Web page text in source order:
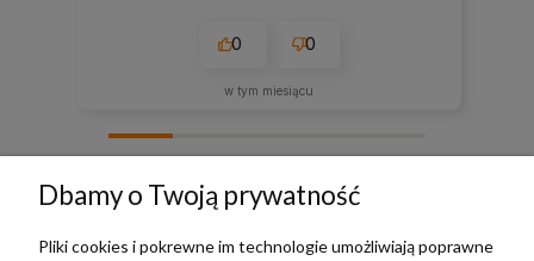
0 0
w tym miesiącu
Dbamy o Twoją prywatność
Pliki cookies i pokrewne im technologie umożliwiają poprawne